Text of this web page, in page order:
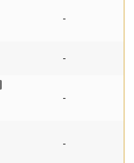
-
-
-
-